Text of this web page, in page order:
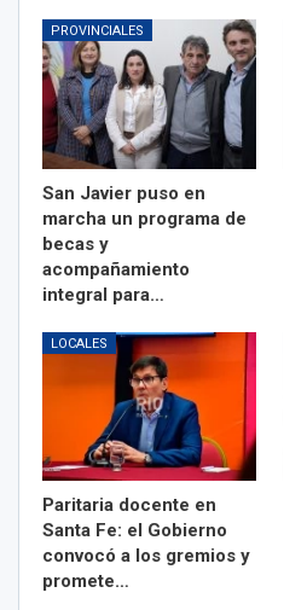
PROVINCIALES
San Javier puso en
marcha un programa de
becas y
acompañamiento
integral para…
LOCALES
Paritaria docente en
Santa Fe: el Gobierno
convocó a los gremios y
promete…